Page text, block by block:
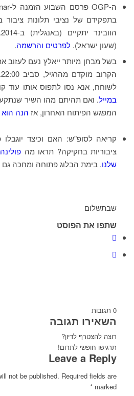
בתפקידם של נציבי תלונות
(שעון ישראל). לפרטים והרשמה.
בשל מבחן מיותר ייאלץ נעם לעזוב
לשוחח, אנא נסו לתפוס אותו עוד
במייל. ואם תהיתם מהו השיר
המפגש הפיתוח האחרון, אז הנה הוא
קריאה לסופ”ש: האם וכיצד
ציבוריות בחקיקה? תראו מה
שלנו. בימת הבלוג פתוחה ומחכה
שבתשלום
שתפו את הפוסט
0 תגובות
השאירו תגובה
רוצה להצטרף לדיון?
תרגישו חופשי לתרום!
Leave a Reply
not be published. Required fields are
marked
*